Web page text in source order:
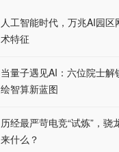
人工智能时代，万兆AI园
术特征
当量子遇见AI：六位院士
绘智算新蓝图
历经最严苛电竞“试炼”，骁
来什么？